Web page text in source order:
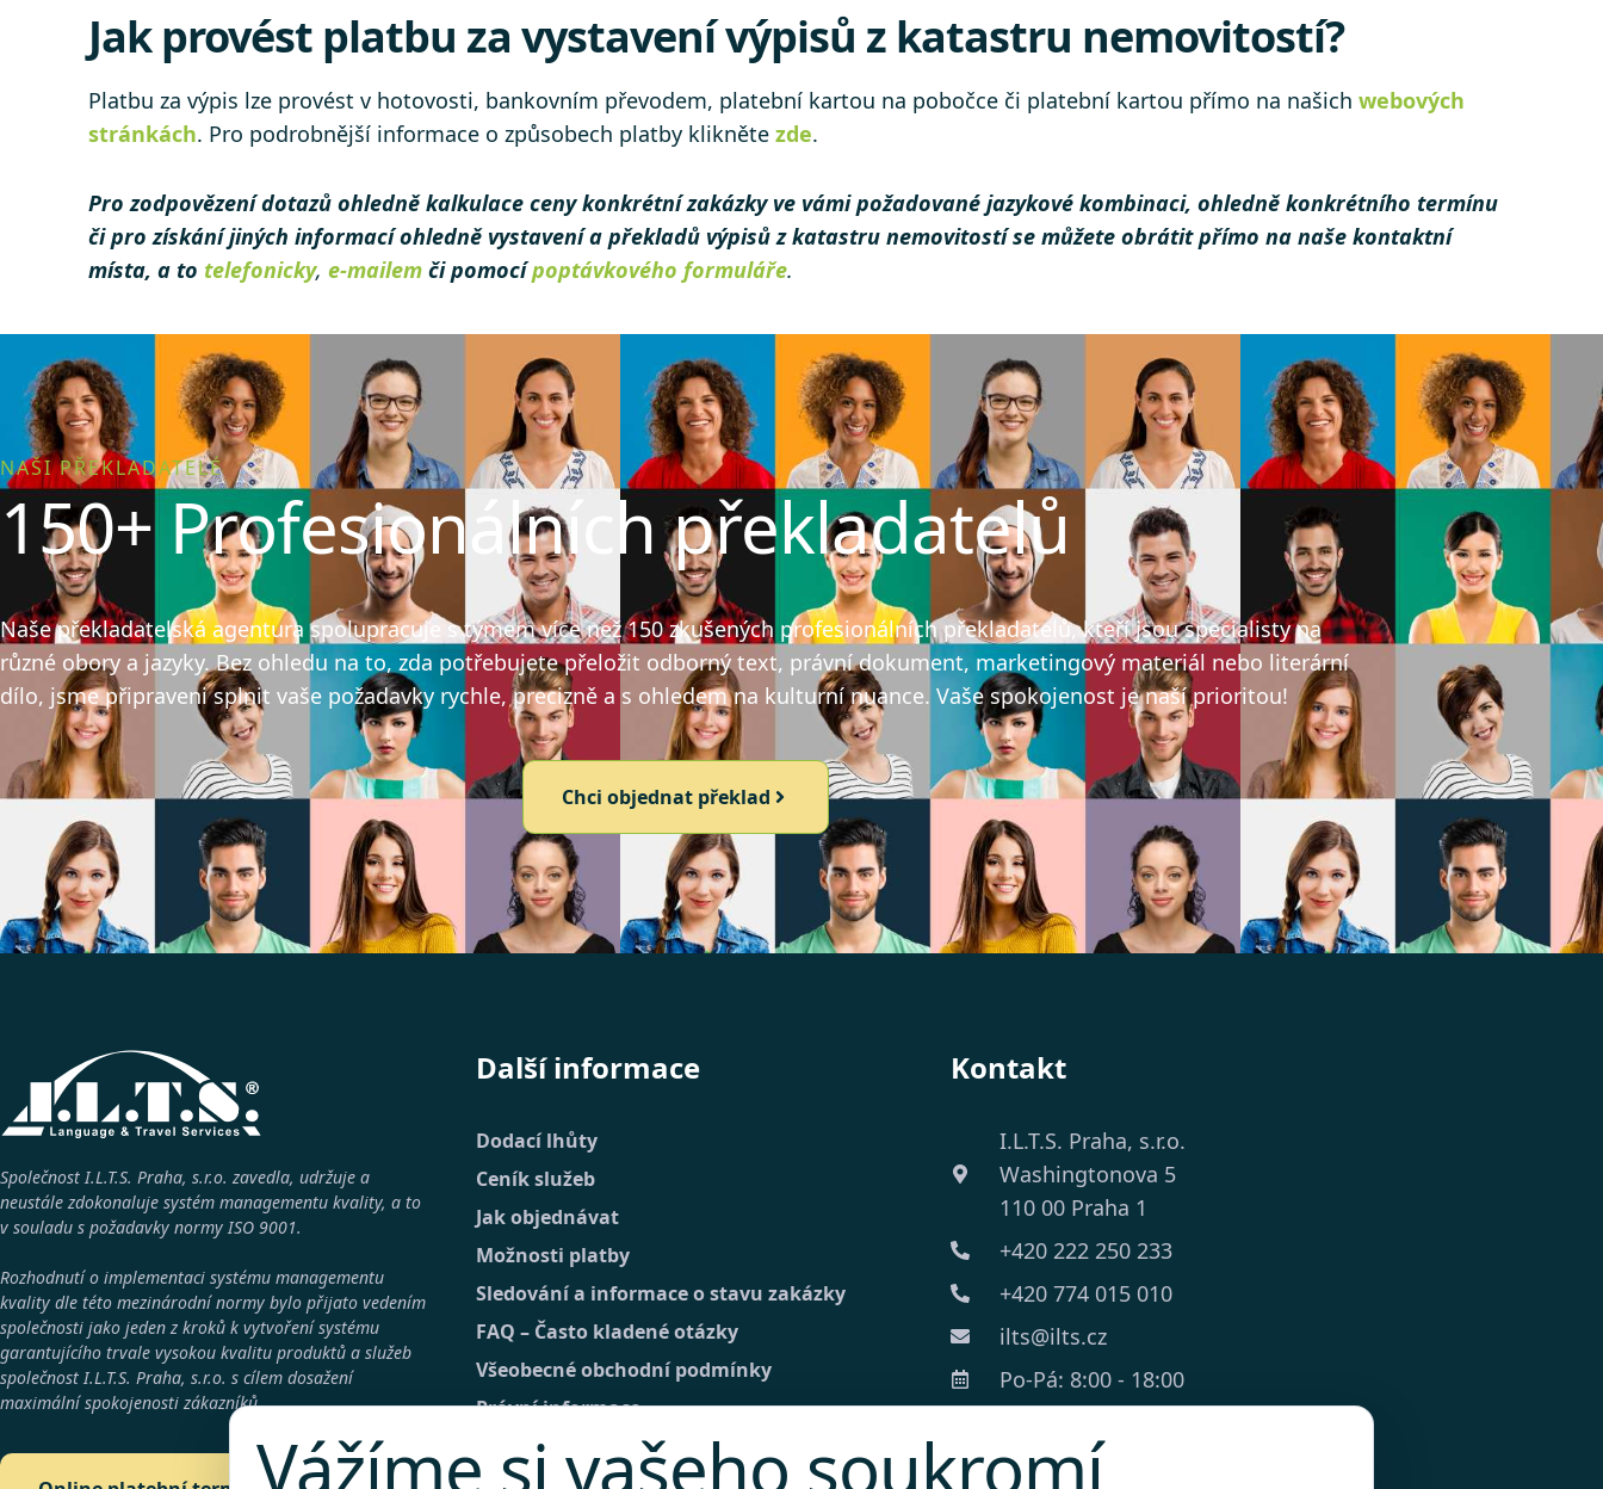
Jak provést platbu za vystavení výpisů z katastru nemovitostí?
Platbu za výpis lze provést v hotovosti, bankovním převodem, platební kartou na pobočce či platební kartou přímo na našich webových
stránkách. Pro podrobnější informace o způsobech platby klikněte zde.
Pro zodpovězení dotazů ohledně kalkulace ceny konkrétní zakázky ve vámi požadované jazykové kombinaci, ohledně konkrétního termínu
či pro získání jiných informací ohledně vystavení a překladů výpisů z katastru nemovitostí se můžete obrátit přímo na naše kontaktní
místa, a to telefonicky, e-mailem či pomocípoptávkového formuláře.
NAŠI PŘEKLADATELÉ
150+ Profesionálních překladatelů
Naše překladatelská agentura spolupracuje s týmem více než 150 zkušených profesionálních překladatelů, kteří jsou specialisty na
různé obory a jazyky. Bez ohledu na to, zda potřebujete přeložit odborný text, právní dokument, marketingový materiál nebo literární
dílo, jsme připraveni splnit vaše požadavky rychle, precizně a s ohledem na kulturní nuance. Vaše spokojenost je naší prioritou!
Chci objednat překlad
Společnost I.L.T.S. Praha, s.r.o. zavedla, udržuje a
neustále zdokonaluje systém managementu kvality, a to
v souladu s požadavky normy ISO 9001.
Rozhodnutí o implementaci systému managementu
kvality dle této mezinárodní normy bylo přijato vedením
společnosti jako jeden z kroků k vytvoření systému
garantujícího trvale vysokou kvalitu produktů a služeb
společnost I.L.T.S. Praha, s.r.o. s cílem dosažení
maximální spokojenosti zákazníků.
Další informace
Dodací lhůty
Ceník služeb
Jak objednávat
Možnosti platby
Sledování a informace o stavu zakázky
FAQ – Často kladené otázky
Všeobecné obchodní podmínky
Právní informace
Kontakt
I.L.T.S. Praha, s.r.o.
Washingtonova 5
110 00 Praha 1
+420 222 250 233
+420 774 015 010
ilts@ilts.cz
Po-Pá: 8:00 - 18:00
Vážíme si vašeho soukromí